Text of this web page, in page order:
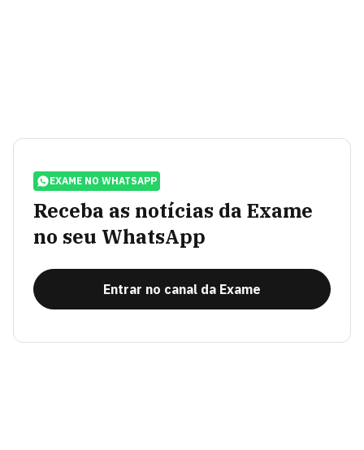
EXAME NO WHATSAPP
Receba as notícias da Exame
no seu WhatsApp
Entrar no canal da Exame